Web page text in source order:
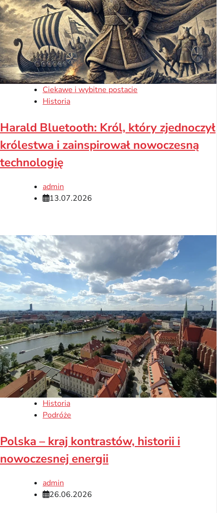
Ciekawe i wybitne postacie
Historia
Harald Bluetooth: Król, który zjednoczył
królestwa i zainspirował nowoczesną
technologię
admin
13.07.2026
Historia
Podróże
Polska – kraj kontrastów, historii i
nowoczesnej energii
admin
26.06.2026